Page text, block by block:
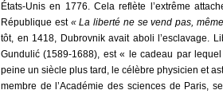
États-Unis en 1776. Cela reflète l’extrême
République est « La liberté ne se vend pas,
tôt, en 1418, Dubrovnik avait aboli l’esclavage.
Gundulić (1589-1688), est « le cadeau par
peine un siècle plus tard, le célèbre physicien et
membre de l’Académie des sciences de Paris,